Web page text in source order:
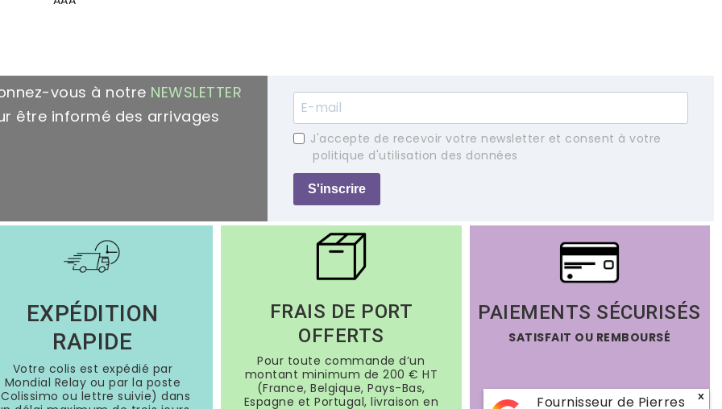
vous à notre NEWSLETTER
être informé des arrivages
J'accepte de recevoir votre newsletter et consent à votre
politique d'utilisation des données
S'inscrire
EXPÉDITION
RAPIDE
Votre colis est expédié par
Mondial Relay ou par la poste
ou lettre suivie) dans
FRAIS DE PORT
OFFERTS
Pour toute commande d’un
montant minimum de 200 € HT
(France, Belgique, Pays-Bas,
Espagne et Portugal, livraison en
PAIEMENTS SÉCURISÉS
SATISFAIT OU REMBOURSÉ
Fournisseur de Pierres x